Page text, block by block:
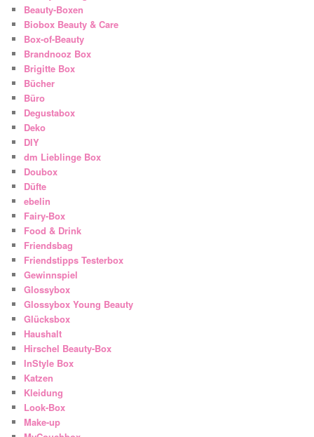
Beauty-Boxen
Biobox Beauty & Care
Box-of-Beauty
Brandnooz Box
Brigitte Box
Bücher
Büro
Degustabox
Deko
DIY
dm Lieblinge Box
Doubox
Düfte
ebelin
Fairy-Box
Food & Drink
Friendsbag
Friendstipps Testerbox
Gewinnspiel
Glossybox
Glossybox Young Beauty
Glücksbox
Haushalt
Hirschel Beauty-Box
InStyle Box
Katzen
Kleidung
Look-Box
Make-up